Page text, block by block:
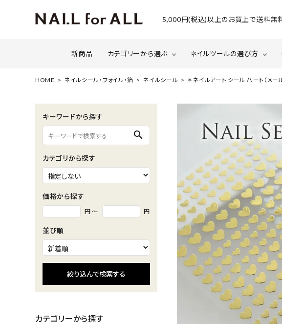
5,000円(税込)以上のお買上で送料無
新商品 カテゴリーから選ぶ
マグネット・ミラーパウダー
ネイルシール・ フォイル・箔 セット・スターター
水性ネイル （シェルズコート） ケア用品・衛生対策
セール特集ページ
ネイルツールの選び方
HOME ネイルシール・フォイル・箔 ネイルシール ＊ネイルアート シール ハート（メー
キーワードから探す
search
カテゴリから探す
価格から探す
円 ～ 円
並び順
絞り込んで検索する
カテゴリーから探す